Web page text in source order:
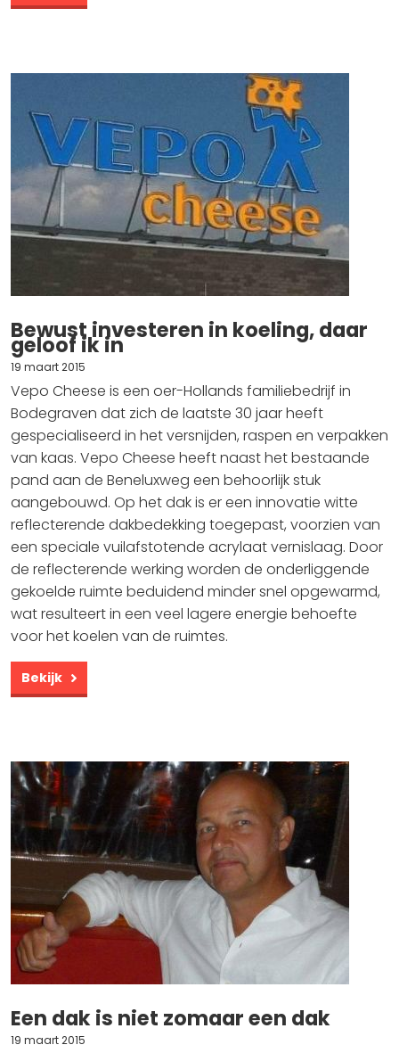
Bewust investeren in koeling, daar
geloof ik in
19 maart 2015
Vepo Cheese is een oer-Hollands familiebedrijf in
Bodegraven dat zich de laatste 30 jaar heeft
gespecialiseerd in het versnijden, raspen en verpakken
van kaas. Vepo Cheese heeft naast het bestaande
pand aan de Beneluxweg een behoorlijk stuk
aangebouwd. Op het dak is er een innovatie witte
reflecterende dakbedekking toegepast, voorzien van
een speciale vuilafstotende acrylaat vernislaag. Door
de reflecterende werking worden de onderliggende
gekoelde ruimte beduidend minder snel opgewarmd,
wat resulteert in een veel lagere energie behoefte
voor het koelen van de ruimtes.
Bekijk
Een dak is niet zomaar een dak
19 maart 2015